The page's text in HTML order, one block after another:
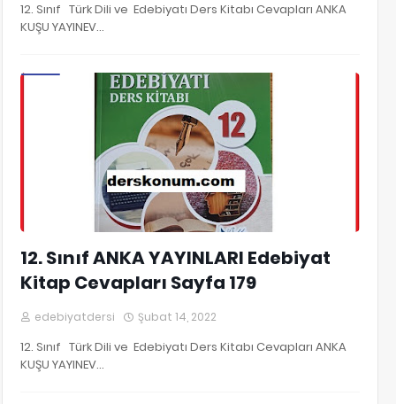
12. Sınıf Türk Dili ve Edebiyatı Ders Kitabı Cevapları ANKA
KUŞU YAYINEV…
12. Sınıf ANKA YAYINLARI Edebiyat
Kitap Cevapları Sayfa 179
edebiyatdersi Şubat 14, 2022
12. Sınıf Türk Dili ve Edebiyatı Ders Kitabı Cevapları ANKA
KUŞU YAYINEV…